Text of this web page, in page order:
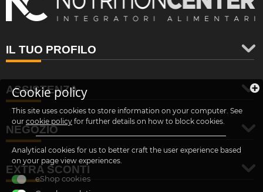
IL TUO PROFILO
ASSISTENZA
NEGOZIO
EXTRA SCONTI
Cookie policy
This site uses cookies to store information on your computer. See
our cookie policy for further details on how to block cookies.
Analytical cookies for us to better craft the user experience based
on your page view experiences.
eShop cookies